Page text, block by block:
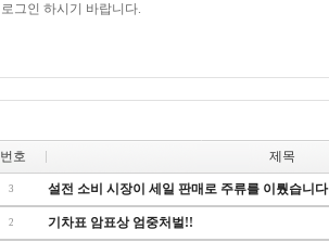
번호 제목
3 설전 소비 시장이 세일 판매로 주류를 이뤘습니다
2 기차표 암표상 엄중처벌!!